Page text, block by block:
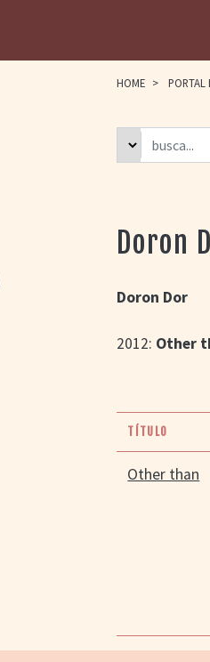
HOME > PORTAL
Doron
Doron Dor
2012: Other
TÍTULO
Other than